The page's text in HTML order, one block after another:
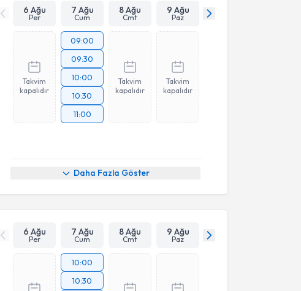
6 Ağu
Per
7 Ağu
Cum
8 Ağu
Cmt
9 Ağu
Paz
Takvim
kapalıdır
09:00
09:30
10:00
10:30
11:00
Takvim
kapalıdır
Takvim
kapalıdır
Daha Fazla Göster
6 Ağu
Per
7 Ağu
Cum
8 Ağu
Cmt
9 Ağu
Paz
10:00
10:30